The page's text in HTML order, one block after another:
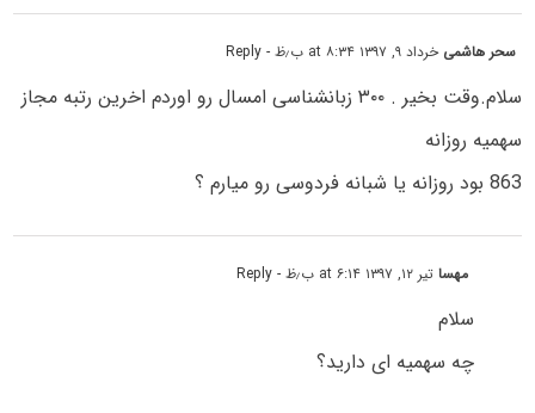
سحر هاشمی خرداد ۹, ۱۳۹۷ at ۸:۳۴ ب٫ظ - Reply
سلام.وقت بخیر . ۳۰۰ زبانشناسی امسال رو اوردم اخرین رتبه مجاز
سهمیه روزانه
863 بود روزانه یا شبانه فردوسی رو میارم ؟
مهساتیر ۱۲, ۱۳۹۷ at ۶:۱۴ ب٫ظ - Reply
سلام
چه سهمیه ای دارید؟